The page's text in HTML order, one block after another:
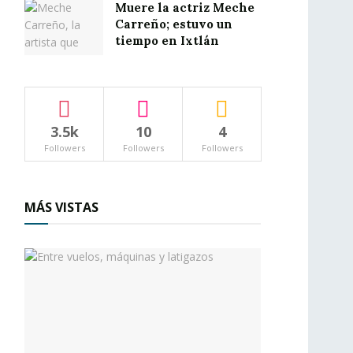
Muere la actriz Meche
Carreño; estuvo un
tiempo en Ixtlán
3.5k
Followers
10
Followers
4
Followers
MÁS VISTAS